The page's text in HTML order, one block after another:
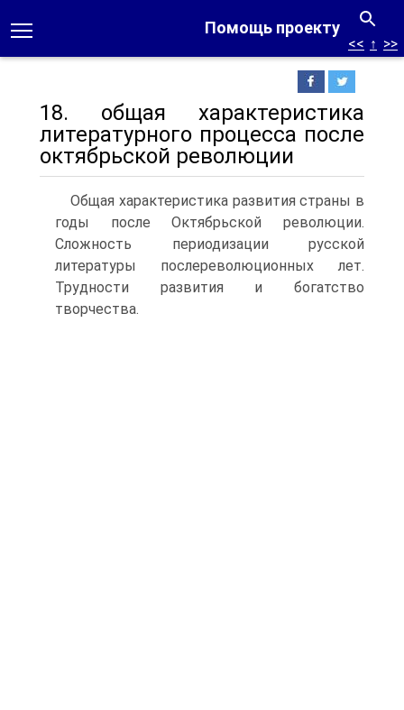
Помощь проекту
<< ↑ >>
18. общая характеристика
литературного процесса после
октябрьской революции
Общая характеристика развития страны в
годы после Октябрьской революции.
Сложность периодизации русской
литературы послереволюционных лет.
Трудности развития и богатство
творчества.